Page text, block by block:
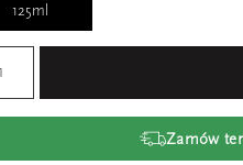
125ml
Zamów